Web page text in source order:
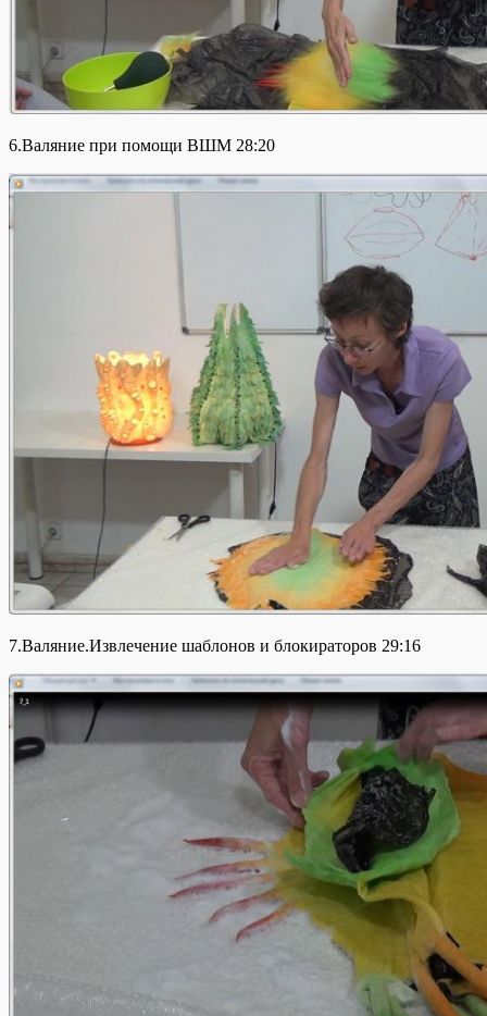
6.Валяние при помощи ВШМ 28:20
7.Валяние.Извлечение шаблонов и блокираторов 29:16